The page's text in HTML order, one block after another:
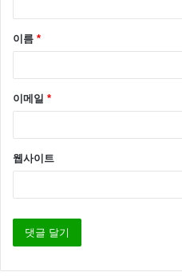
이름 *
이메일 *
웹사이트